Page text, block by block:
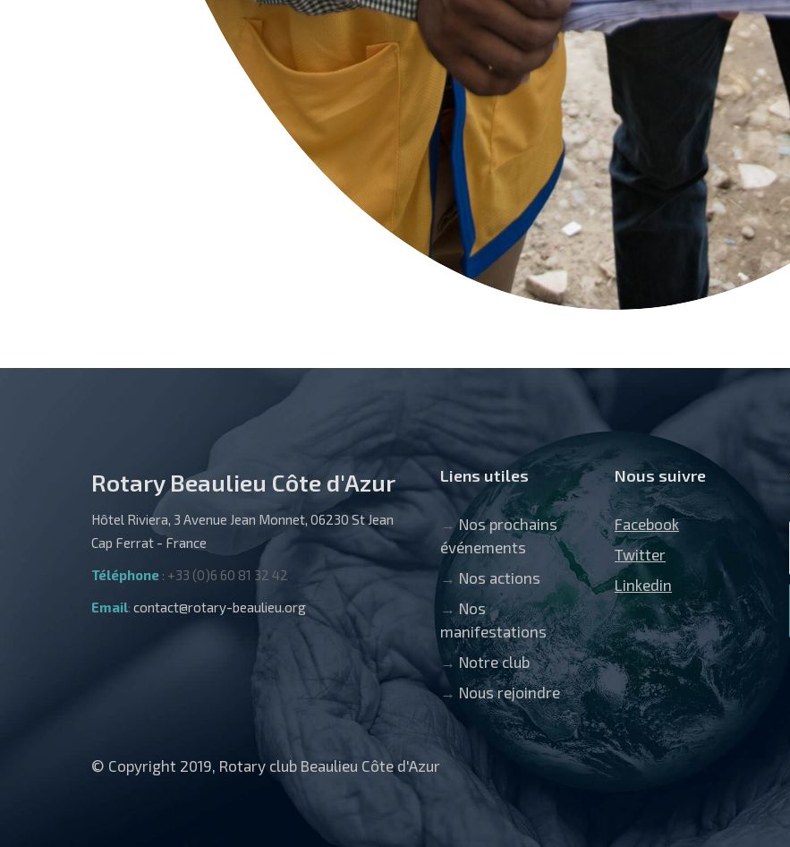
Rotary Beaulieu Côte d'Azur
Hôtel Riviera, 3 Avenue Jean Monnet, 06230 St Jean
Cap Ferrat - France
Téléphone : +33 (0)6 60 81 32 42
Email: contact@rotary-beaulieu.org
Liens utiles
→Nos prochains
événements
→ Nos actions
→ Nos
manifestations
→ Notre club
→ Nous rejoindre
Nous suivre
Facebook
Twitter
Linkedin
© Copyright 2019, Rotary club Beaulieu Côte d'Azur